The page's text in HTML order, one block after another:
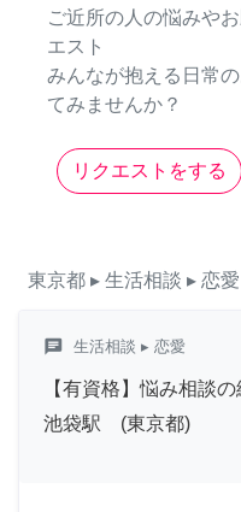
ご近所の人の悩みや
エスト
みんなが抱える日常
てみませんか？
リクエストをする
東京都 ▸ 生活相談 ▸ 恋愛
chat 生活相談 ▸ 恋愛
【有資格】悩み相談
池袋駅 (東京都)